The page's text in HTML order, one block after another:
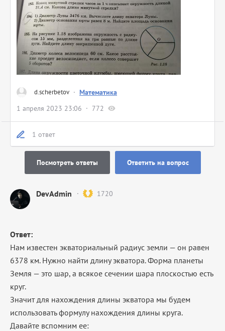
d.scherbetov · Математика
1 апреля 2023 23:06
772
1 ответ
Посмотреть ответы Ответить на вопрос
DevAdmin 1720
Ответ:
Нам известен экваториальный радиус земли — он равен
6378 км. Нужно найти длину экватора. Форма планеты
Земля — это шар, а всякое сечении шара плоскостью есть
круг.
Значит для нахождения длины экватора мы будем
использовать формулу нахождения длины круга.
Давайте вспомним ее: